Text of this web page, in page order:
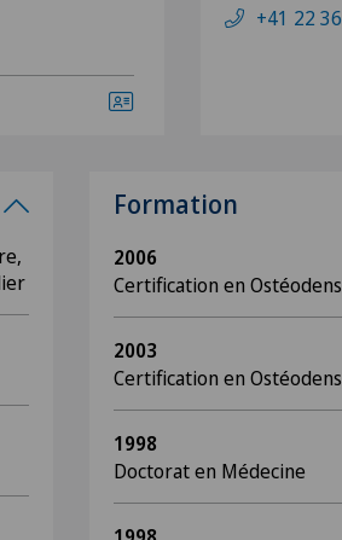
+41 22
Formation
2006
Certification en
2003
Certification en
1998
Doctorat en Médecine